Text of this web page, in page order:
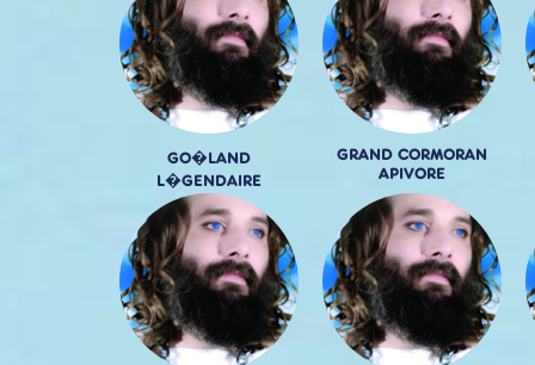
GO�LAND
L�GENDAIRE
GRAND CORMORAN
APIVORE